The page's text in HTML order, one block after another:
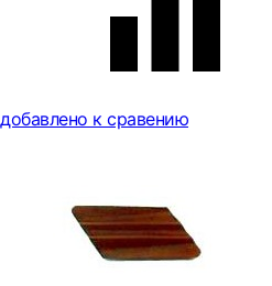
добавлено к сравению